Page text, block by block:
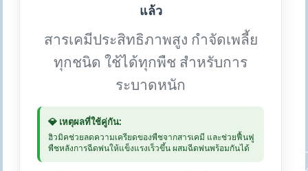
แล้ว
สารเคมีประสิทธิภาพสูง กำจัดเพลี้ย
ทุกชนิด ใช้ได้ทุกพืช สำหรับการ
ระบาดหนัก
💎 เหตุผลที่ใช้คู่กัน:
ฮิวมิคช่วยลดความเครียดของพืชจากสารเคมี และช่วยฟื้นฟู
พืชหลังการฉีดพ่นให้แข็งแรงเร็วขึ้น ผสมฉีดพ่นพร้อมกันได้